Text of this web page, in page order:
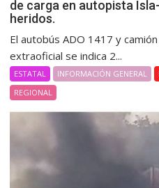
de carga en autopista
heridos.
El autobús ADO 1417 y
extraoficial se indica 2...
ESTATAL INFORMACIÓN GENERAL
REGIONAL